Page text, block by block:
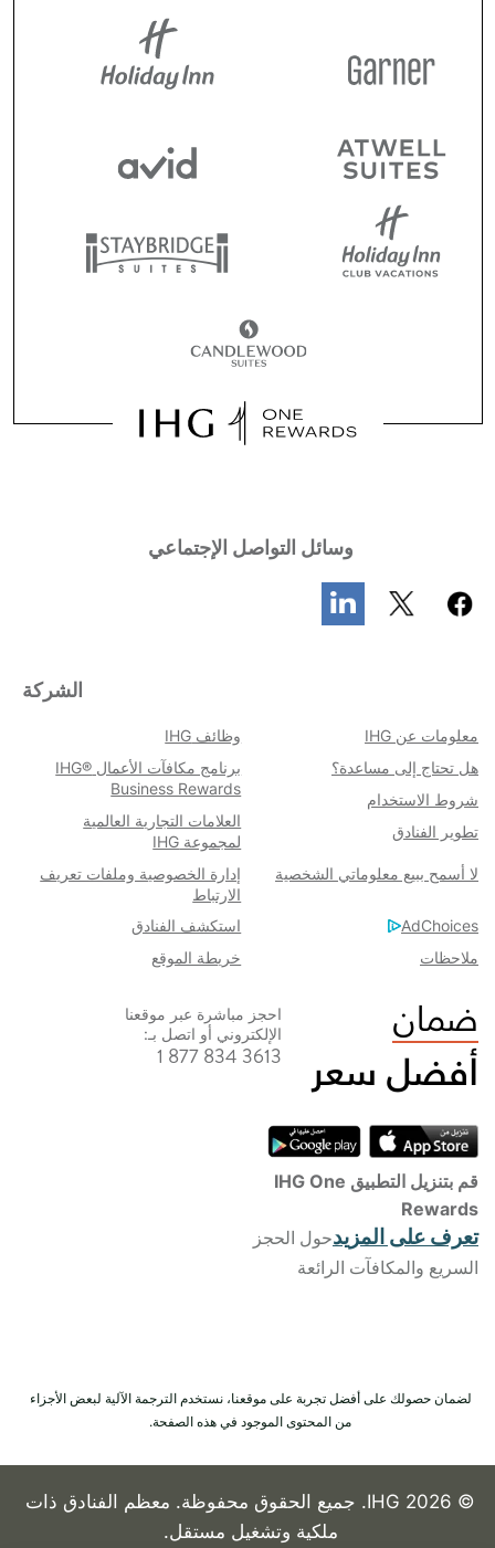
وسائل التواصل الإجتماعي
الشركة
معلومات عن IHG
وظائف IHG
هل تحتاج إلى مساعدة؟
برنامج مكافآت الأعمال IHG®
Business Rewards
شروط الاستخدام​
العلامات التجارية العالمية
لمجموعة IHG
تطوير الفنادق
إدارة الخصوصية وملفات تعريف
الارتباط
لا أسمح ببيع معلوماتي الشخصية
استكشف الفنادق
AdChoices
خريطة الموقع
ملاحظات
احجز مباشرة عبر موقعنا
الإلكتروني أو اتصل بـ:
1 877 834 3613
قم بتنزيل التطبيق IHG One
Rewards
تعرف على المزيدحول الحجز
السريع والمكافآت الرائعة
لضمان حصولك على أفضل تجربة على موقعنا، نستخدم الترجمة الآلية لبعض الأجزاء
من المحتوى الموجود في هذه الصفحة.
© 2026 IHG. جميع الحقوق محفوظة. معظم الفنادق ذات
ملكية وتشغيل مستقل.